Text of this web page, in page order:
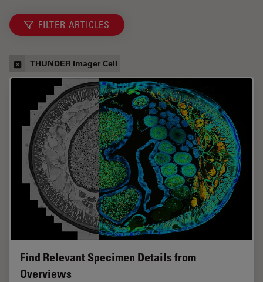
FILTER ARTICLES
THUNDER Imager Cell
Find Relevant Specimen Details from
Overviews